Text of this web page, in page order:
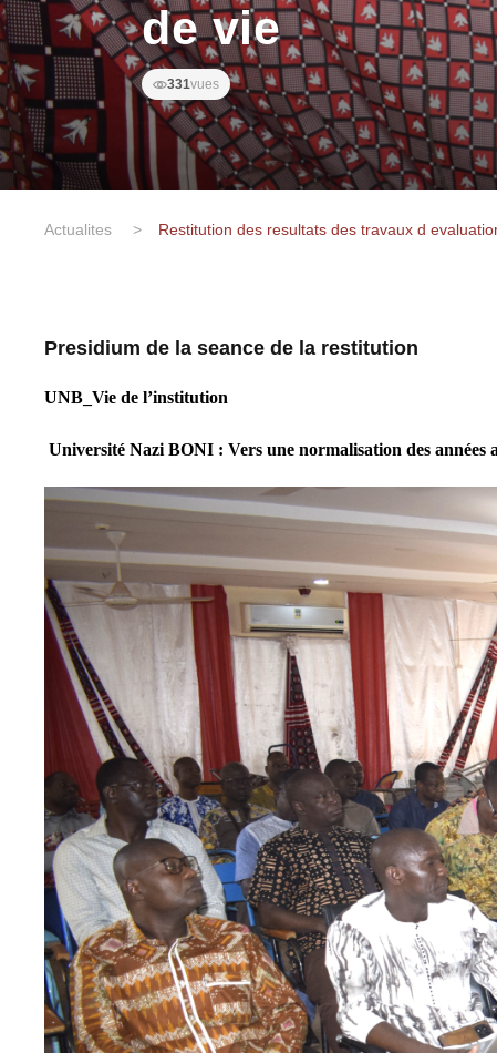
de vie
331vues
Actualites > Restitution des resultats des travaux d
Presidium de la seance de la restitution
UNB_Vie de l’institution
Université Nazi BONI : Vers une normalisation des années